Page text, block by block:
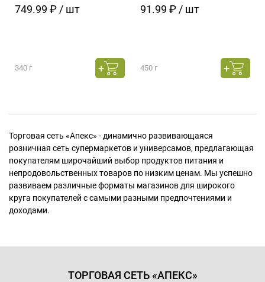
749.99 ₽ / шт
340 г
91.99 ₽ / шт
450 г
Торговая сеть «Апекс» - динамично развивающаяся
розничная сеть супермаркетов и универсамов, предлагающая
покупателям широчайший выбор продуктов питания и
непродовольственных товаров по низким ценам. Мы успешно
развиваем различные форматы магазинов для широкого
круга покупателей с самыми разными предпочтениями и
доходами.
ТОРГОВАЯ СЕТЬ «АПЕКС»